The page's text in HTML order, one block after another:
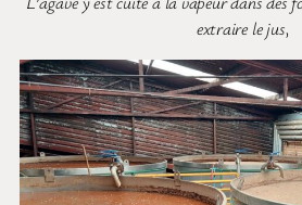
extraire le jus,